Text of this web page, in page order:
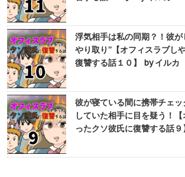
浮気相手は私の同期？！彼
やり取り”【オフィスラブし
復讐する話１０】 by イルカ
彼が寝ている間に携帯チェッ
していた相手に目を疑う！
ったクソ彼氏に復讐する話